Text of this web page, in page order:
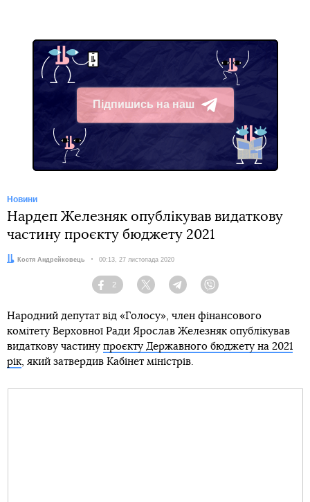
Підпишись на наш
Telegram
Новини
Нардеп Железняк опублікував видаткову
частину проєкту бюджету 2021
Автор:Костя Андрейковець Дата:
00:13, 27 листопада 2020
Facebook
2
Twitter TelegramViber
Народний депутат від «Голосу», член фінансового
комітету Верховної Ради Ярослав Железняк опублікував
видаткову частину проєкту Державного бюджету на 2021
рік , який затвердив Кабінет міністрів.